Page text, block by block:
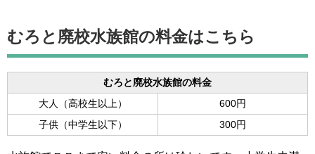
むろと廃校水族館の料金はこちら
むろと廃校水族館の料金
大人（高校生以上）
600円
子供（中学生以下）
300円